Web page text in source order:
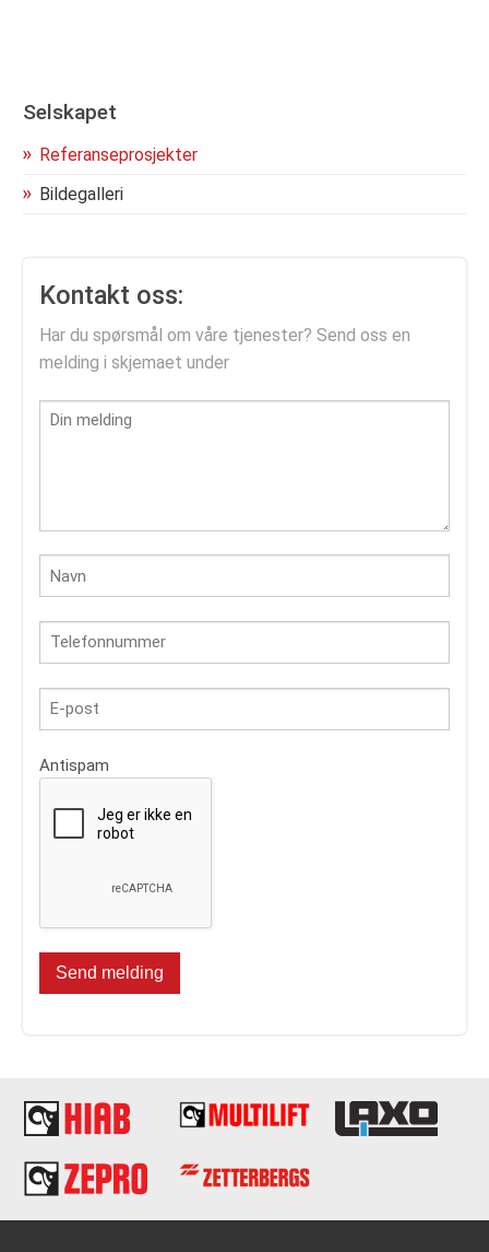
Selskapet
Referanseprosjekter
Bildegalleri
Kontakt oss:
Har du spørsmål om våre tjenester? Send oss en
melding i skjemaet under
Antispam